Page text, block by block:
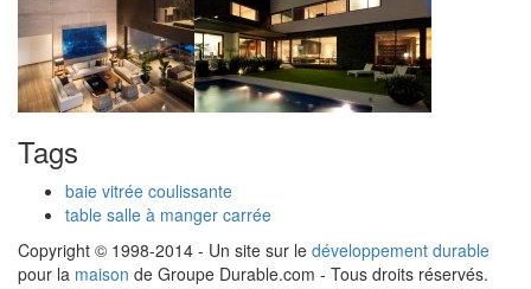
Tags
baie vitrée coulissante
table salle à manger carrée
Copyright © 1998-2014 - Un site sur le développement durable
pour la maison de Groupe Durable.com - Tous droits réservés.